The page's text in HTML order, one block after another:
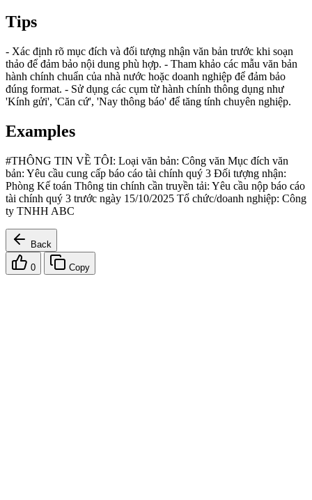
Tips
- Xác định rõ mục đích và đối tượng nhận văn bản trước khi soạn
thảo để đảm bảo nội dung phù hợp. - Tham khảo các mẫu văn bản
hành chính chuẩn của nhà nước hoặc doanh nghiệp để đảm bảo
đúng format. - Sử dụng các cụm từ hành chính thông dụng như
'Kính gửi', 'Căn cứ', 'Nay thông báo' để tăng tính chuyên nghiệp.
Examples
#THÔNG TIN VỀ TÔI: Loại văn bản: Công văn Mục đích văn
bản: Yêu cầu cung cấp báo cáo tài chính quý 3 Đối tượng nhận:
Phòng Kế toán Thông tin chính cần truyền tải: Yêu cầu nộp báo cáo
tài chính quý 3 trước ngày 15/10/2025 Tổ chức/doanh nghiệp: Công
ty TNHH ABC
Back
0 Copy